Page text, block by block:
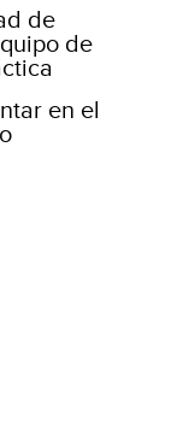
de
de
en el